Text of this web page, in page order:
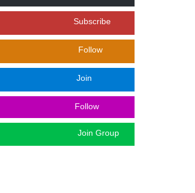
Subscribe
Follow
Join
Follow
Join Group